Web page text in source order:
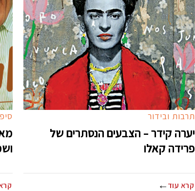
תרבות ובידור
יערה קידר – הצבעים הנסתרים של
פרידה קאלו
קרא עוד